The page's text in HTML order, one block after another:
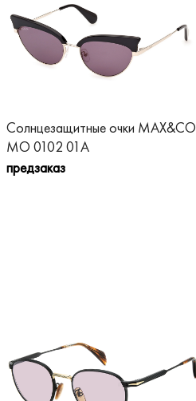
Солнцезащитные очки MAX&CO
MO 0102 01A
предзаказ